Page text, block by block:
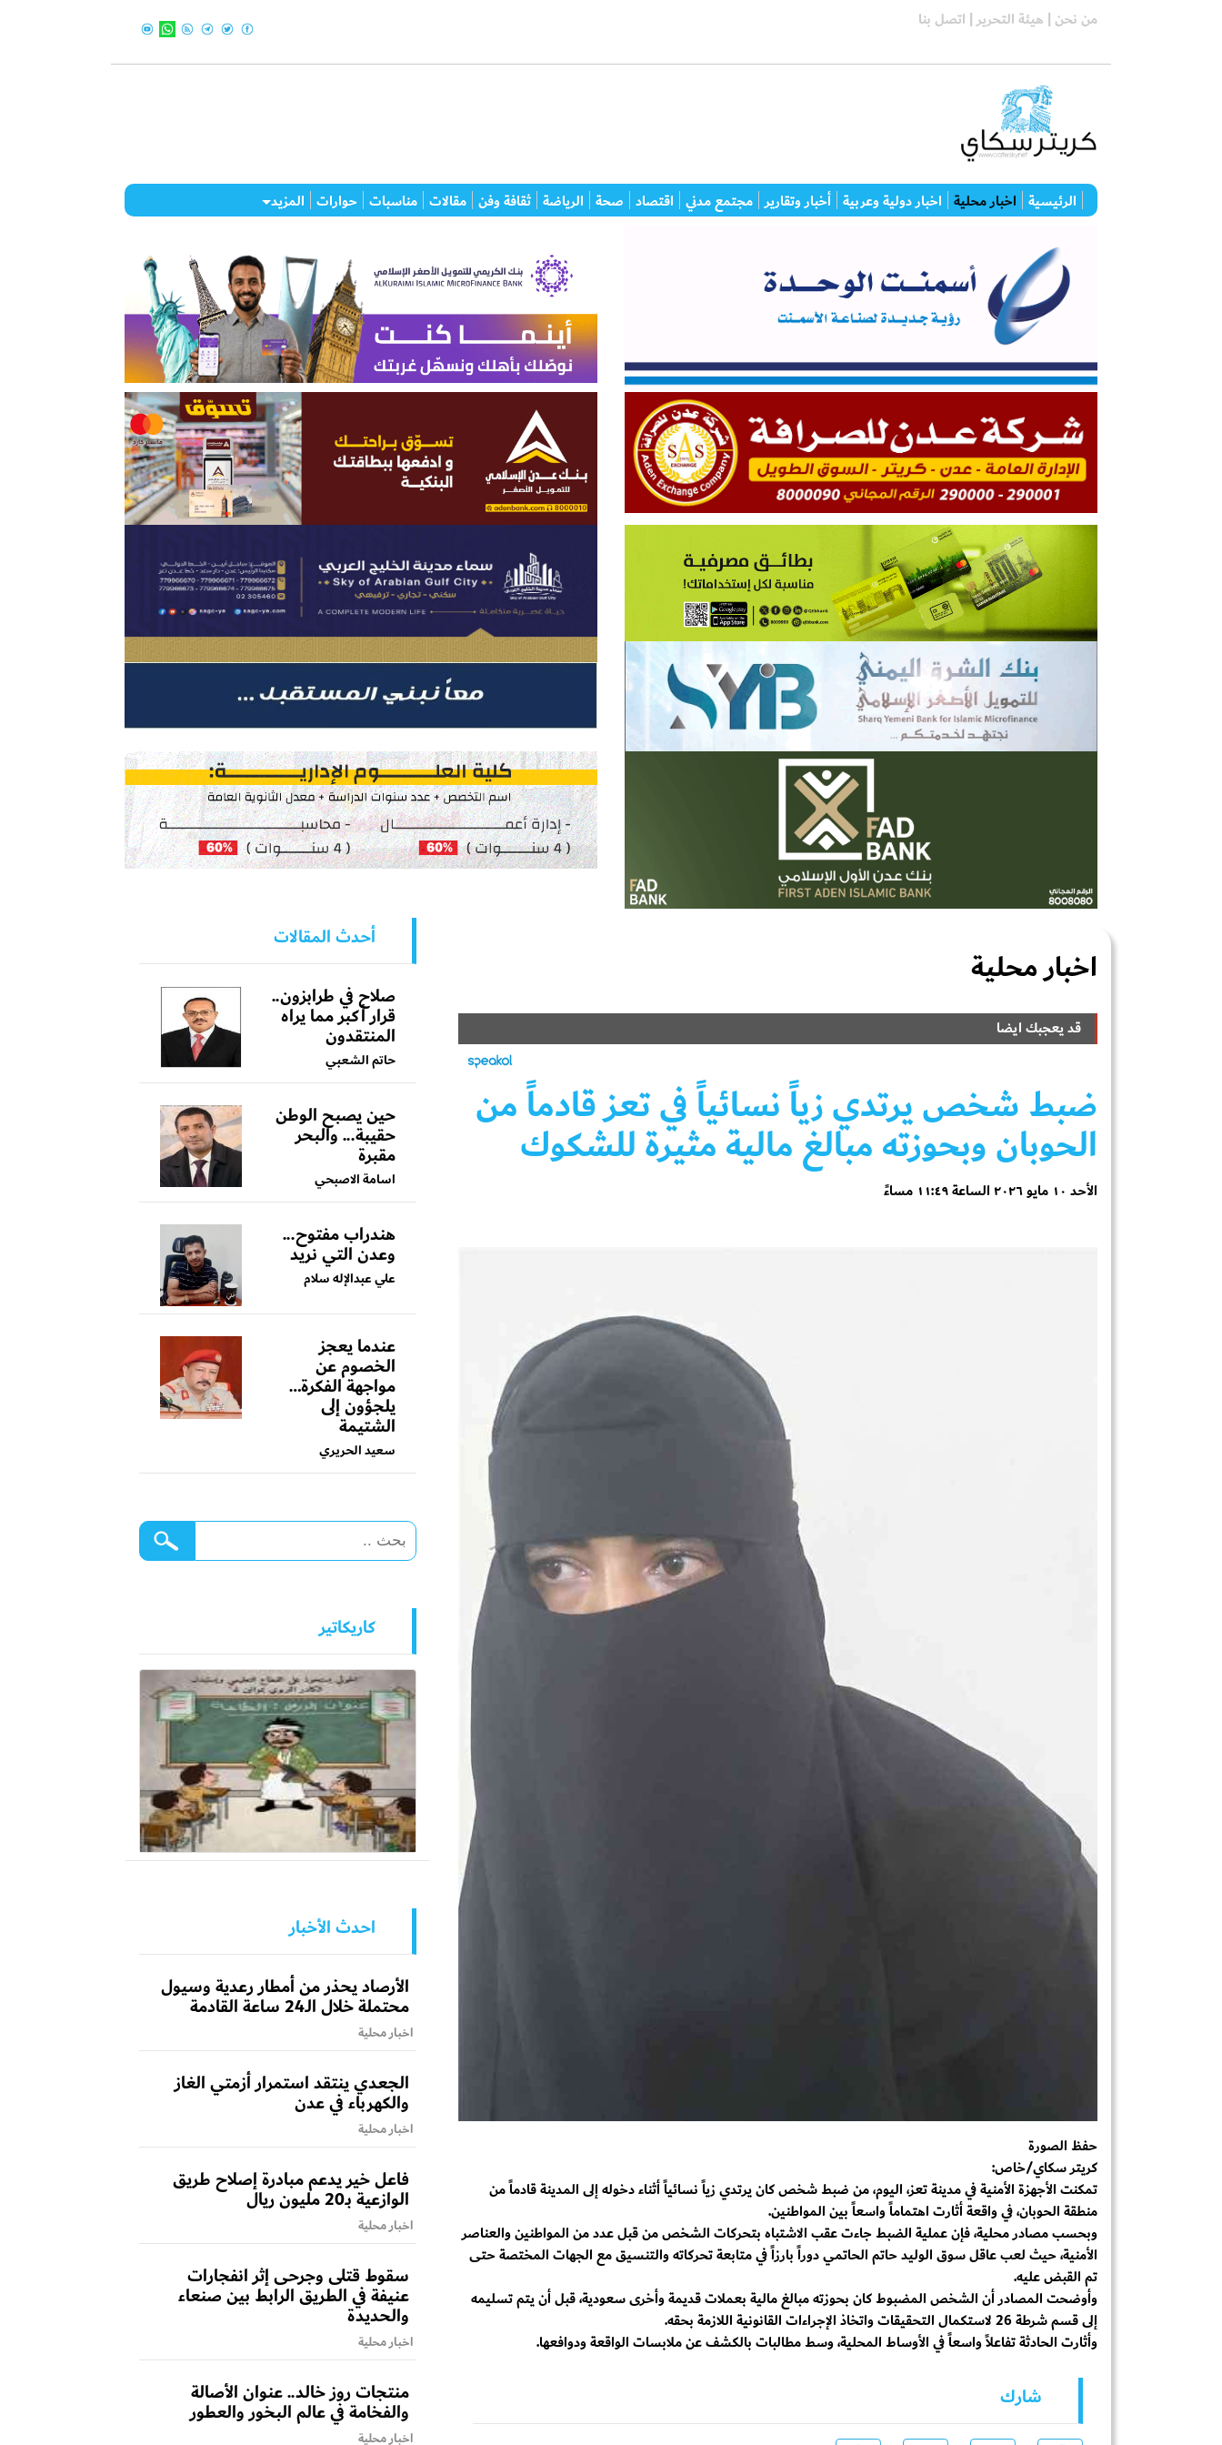
من نحن | هيئة التحرير | اتصل بنا
الرئيسية اخبار محلية اخبار دولية وعربية أخبار وتقارير مجتمع مدني اقتصاد صحة الرياضة ثقافة وفن مقالات مناسبات حوارات المزيد
اخبار محلية
قد يعجبك ايضا
ضبط شخص يرتدي زياً نسائياً في تعز قادماً من
الحوبان وبحوزته مبالغ مالية مثيرة للشكوك
الأحد ١٠ مايو ٢٠٢٦ الساعة ١١:٤٩ مساءً
حفظ الصورة
كريتر سكاي/خاص:
تمكنت الأجهزة الأمنية في مدينة تعز، اليوم، من ضبط شخص كان يرتدي زياً نسائياً أثناء دخوله إلى المدينة قادماً من
منطقة الحوبان، في واقعة أثارت اهتماماً واسعاً بين المواطنين.
وبحسب مصادر محلية، فإن عملية الضبط جاءت عقب الاشتباه بتحركات الشخص من قبل عدد من المواطنين والعناصر
الأمنية، حيث لعب عاقل سوق الوليد حاتم الحاتمي دوراً بارزاً في متابعة تحركاته والتنسيق مع الجهات المختصة حتى
تم القبض عليه.
وأوضحت المصادر أن الشخص المضبوط كان بحوزته مبالغ مالية بعملات قديمة وأخرى سعودية، قبل أن يتم تسليمه
إلى قسم شرطة 26 لاستكمال التحقيقات واتخاذ الإجراءات القانونية اللازمة بحقه.
وأثارت الحادثة تفاعلاً واسعاً في الأوساط المحلية، وسط مطالبات بالكشف عن ملابسات الواقعة ودوافعها.
شارك
أحدث المقالات
صلاح في طرابزون..
قرار أكبر مما يراه
المنتقدون
حاتم الشعبي
حين يصبح الوطن
حقيبة... والبحر
مقبرة
اسامة الاصبحي
هندراب مفتوح...
وعدن التي نريد
علي عبدالإله سلام
عندما يعجز
الخصوم عن
مواجهة الفكرة…
يلجؤون إلى
الشتيمة
سعيد الحريري
كاريكاتير
احدث الأخبار
الأرصاد يحذر من أمطار رعدية وسيول
محتملة خلال الـ24 ساعة القادمة
اخبار محلية
الجعدي ينتقد استمرار أزمتي الغاز
والكهرباء في عدن
اخبار محلية
فاعل خير يدعم مبادرة إصلاح طريق
الوازعية بـ20 مليون ريال
اخبار محلية
سقوط قتلى وجرحى إثر انفجارات
عنيفة في الطريق الرابط بين صنعاء
والحديدة
اخبار محلية
منتجات روز خالد.. عنوان الأصالة
والفخامة في عالم البخور والعطور
اخبار محلية